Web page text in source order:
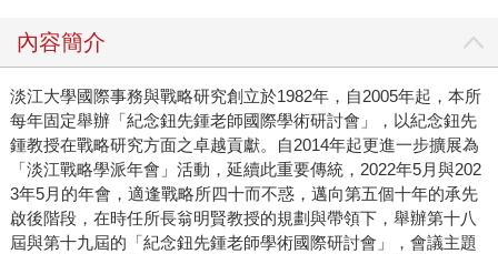
內容簡介
淡江大學國際事務與戰略研究創立於1982年，自2005年起，本所
每年固定舉辦「紀念鈕先鍾老師國際學術研討會」，以紀念鈕先
鍾教授在戰略研究方面之卓越貢獻。自2014年起更進一步擴展為
「淡江戰略學派年會」活動，延續此重要傳統，2022年5月與202
3年5月的年會，適逢戰略所四十而不惑，邁向第五個十年的承先
啟後階段，在時任所長翁明賢教授的規劃與帶領下，舉辦第十八
屆與第十九屆的「紀念鈕先鍾老師學術國際研討會」，會議主題